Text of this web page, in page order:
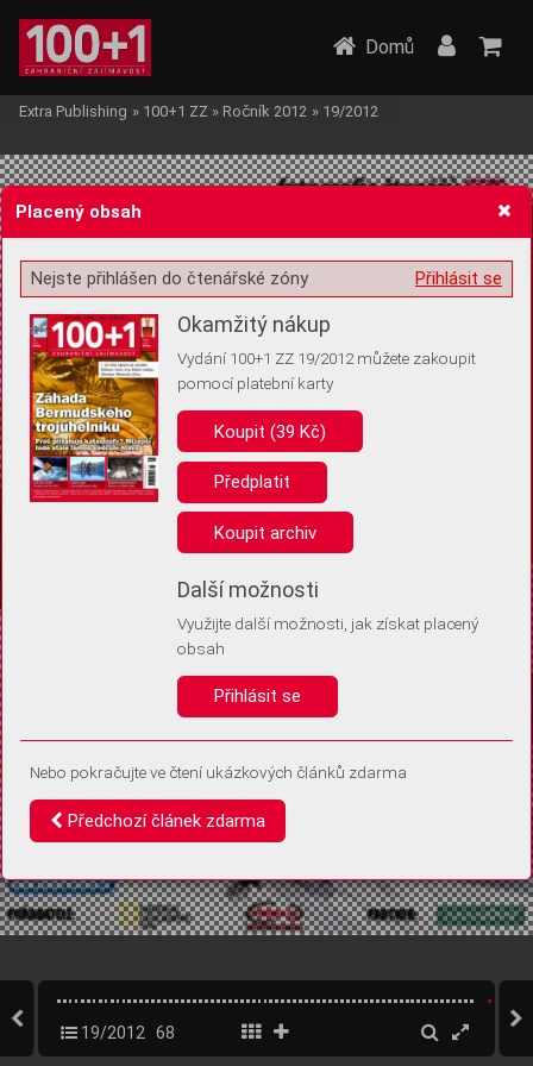
Žádost o souhlas s ukládáním volitelných informací
Pro základní fungování webu nepotřebujeme ukládat žádné informace
(tzv. cookies apod.). Rádi bychom vás ale požádali o souhlas s
uložením volitelných informací:
Anonymní unikátní ID
Díky němu příště poznáme, že se jedná o stejné zařízení, a
Identifikátor je zcela anonymní.
Vaše souhlasy a odmítnutí si ukládáme do vašeho zařízení, abychom se
vás už příště znovu neptali. Můžete je kdykoli později upravit ve Správě
Domů
Extra Publishing » 100+1 ZZ » Ročník 2012 » 19/2012
19/2012 68
Placený obsah
Přihlásit se
Nejste přihlášen do čtenářské zóny
Okamžitý nákup
Vydání 100+1 ZZ 19/2012 můžete zakoupit
pomocí platební karty
Koupit (39 Kč)
Předplatit
Koupit archiv
Další možnosti
Využijte další možnosti, jak získat placený
obsah
Přihlásit se
Nebo pokračujte ve čtení ukázkových článků zdarma
Předchozí článek zdarma